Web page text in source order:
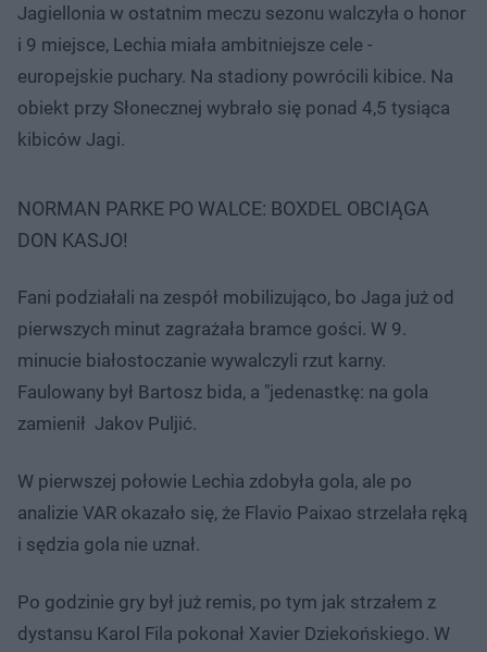
Jagiellonia w ostatnim meczu sezonu walczyła o honor
i 9 miejsce, Lechia miała ambitniejsze cele -
europejskie puchary. Na stadiony powrócili kibice. Na
obiekt przy Słonecznej wybrało się ponad 4,5 tysiąca
kibiców Jagi.
NORMAN PARKE PO WALCE: BOXDEL OBCIĄGA
DON KASJO!
Fani podziałali na zespół mobilizująco, bo Jaga już od
pierwszych minut zagrażała bramce gości. W 9.
minucie białostoczanie wywalczyli rzut karny.
Faulowany był Bartosz bida, a "jedenastkę: na gola
zamienił Jakov Puljić.
W pierwszej połowie Lechia zdobyła gola, ale po
analizie VAR okazało się, że Flavio Paixao strzelała ręką
i sędzia gola nie uznał.
Po godzinie gry był już remis, po tym jak strzałem z
dystansu Karol Fila pokonał Xavier Dziekońskiego. W